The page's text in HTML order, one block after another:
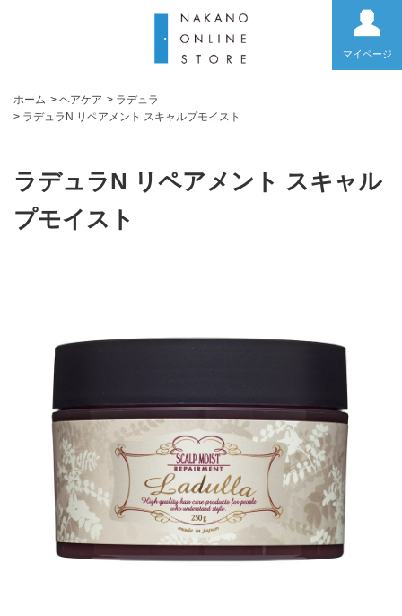
マイページ
ホーム > ヘアケア > ラデュラ
> ラデュラN リペアメント スキャルプモイスト
ラデュラN リペアメント スキャル
プモイスト